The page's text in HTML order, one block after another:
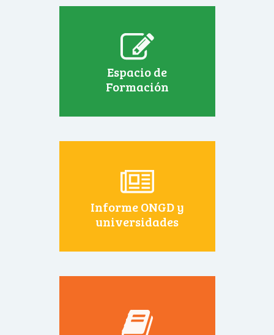
Espacio de
Formación
Informe ONGD y
universidades